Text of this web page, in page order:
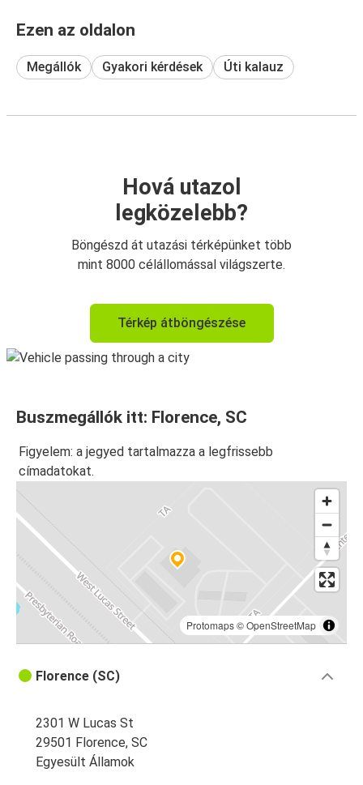
Ezen az oldalon
Megállók Gyakori kérdések Úti kalauz
Hová utazol
legközelebb?
Böngészd át utazási térképünket több
mint 8000 célállomással világszerte.
Térkép átböngészése
Buszmegállók itt: Florence, SC
Figyelem: a jegyed tartalmazza a legfrissebb
címadatokat.
Protomaps©OpenStreetMap
Florence (SC)
2301 W Lucas St
29501 Florence, SC
Egyesült Államok